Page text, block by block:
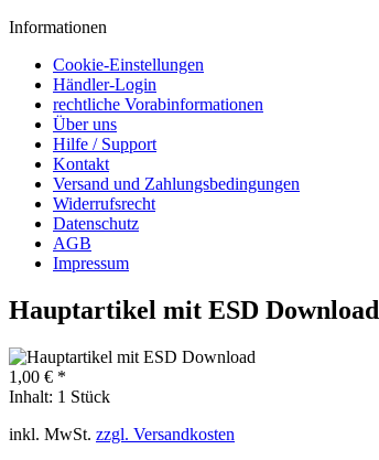
Informationen
Cookie-Einstellungen
Händler-Login
rechtliche Vorabinformationen
Über uns
Hilfe / Support
Kontakt
Versand und Zahlungsbedingungen
Widerrufsrecht
Datenschutz
AGB
Impressum
Hauptartikel mit ESD Download
1,00 € *
Inhalt: 1 Stück
inkl. MwSt. zzgl. Versandkosten